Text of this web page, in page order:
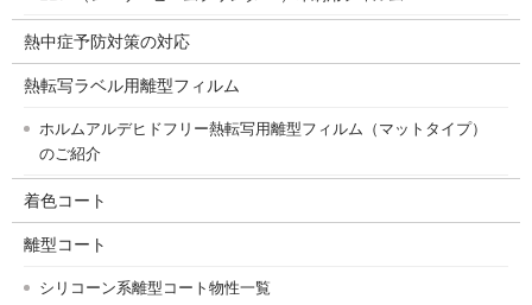
熱中症予防対策の対応
熱転写ラベル用離型フィルム
ホルムアルデヒドフリー熱転写用離型フィルム（マットタイプ）
のご紹介
着色コート
離型コート
シリコーン系離型コート物性一覧